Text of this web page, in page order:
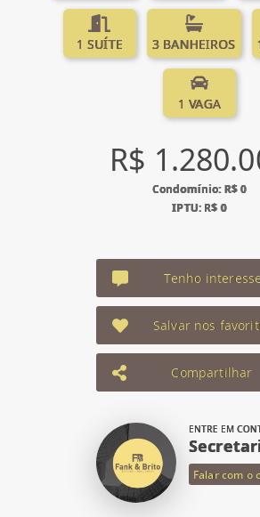
1 SUÍTE 3 BANHEIROS
1 VAGA
R$
Condomínio: R$ 0
IPTU: R$ 0
Tenho interesse
Salvar nos
Compartilhar
ENTRE EM
Falar com o